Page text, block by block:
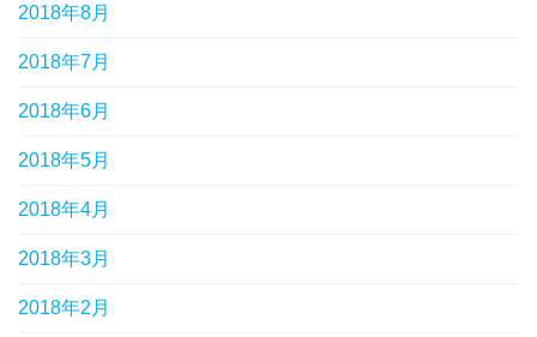
2018年8月
2018年7月
2018年6月
2018年5月
2018年4月
2018年3月
2018年2月